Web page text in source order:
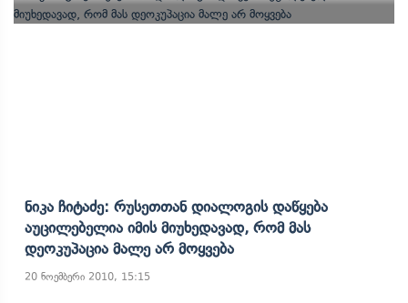
Ნიკა Ჩიტაძე: Რუსეთთან Დიალოგის Დაწყება
Აუცილებელია Იმის Მიუხედავად, Რომ Მას
Დეოკუპაცია Მალე Არ Მოყვება
20 ნოემბერი 2010, 15:15